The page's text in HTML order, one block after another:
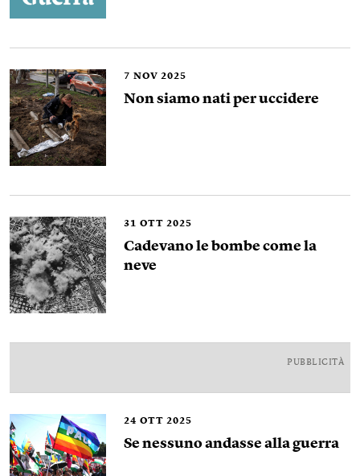
7 NOV 2025
Non siamo nati per uccidere
31 OTT 2025
Cadevano le bombe come la
neve
PUBBLICITÀ
24 OTT 2025
Se nessuno andasse alla guerra